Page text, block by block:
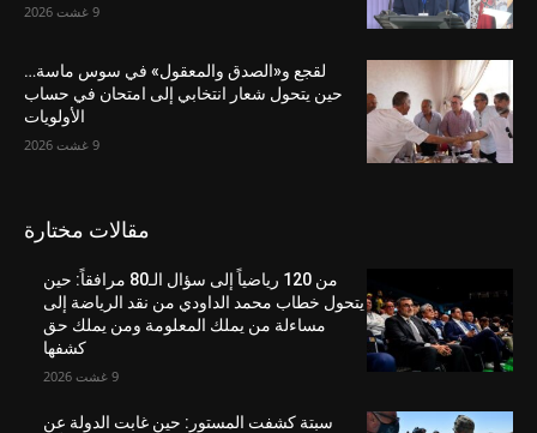
9 غشت 2026
لقجع و«الصدق والمعقول» في سوس ماسة…
حين يتحول شعار انتخابي إلى امتحان في حساب
الأولويات
9 غشت 2026
مقالات مختارة
من 120 رياضياً إلى سؤال الـ80 مرافقاً: حين
يتحول خطاب محمد الداودي من نقد الرياضة إلى
مساءلة من يملك المعلومة ومن يملك حق
كشفها
9 غشت 2026
سبتة كشفت المستور: حين غابت الدولة عن